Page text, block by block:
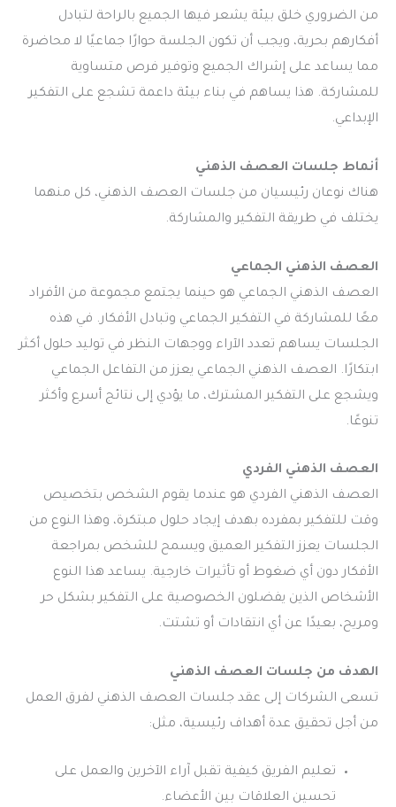
من الضروري خلق بيئة يشعر فيها الجميع بالراحة لتبادل
أفكارهم بحرية، ويجب أن تكون الجلسة حوارًا جماعيًا لا محاضرة
مما يساعد على إشراك الجميع وتوفير فرص متساوية
للمشاركة. هذا يساهم في بناء بيئة داعمة تشجع على التفكير
الإبداعي.
أنماط جلسات العصف الذهني
هناك نوعان رئيسيان من جلسات العصف الذهني، كل منهما
يختلف في طريقة التفكير والمشاركة.
العصف الذهني الجماعي
العصف الذهني الجماعي هو حينما يجتمع مجموعة من الأفراد
معًا للمشاركة في التفكير الجماعي وتبادل الأفكار. في هذه
الجلسات يساهم تعدد الآراء ووجهات النظر في توليد حلول أكثر
ابتكارًا. العصف الذهني الجماعي يعزز من التفاعل الجماعي
ويشجع على التفكير المشترك، ما يؤدي إلى نتائج أسرع وأكثر
تنوعًا.
العصف الذهني الفردي
العصف الذهني الفردي هو عندما يقوم الشخص بتخصيص
وقت للتفكير بمفرده بهدف إيجاد حلول مبتكرة، وهذا النوع من
الجلسات يعزز التفكير العميق ويسمح للشخص بمراجعة
الأفكار دون أي ضغوط أو تأثيرات خارجية. يساعد هذا النوع
الأشخاص الذين يفضلون الخصوصية على التفكير بشكل حر
ومريح، بعيدًا عن أي انتقادات أو تشتت.
الهدف من جلسات العصف الذهني
تسعى الشركات إلى عقد جلسات العصف الذهني لفرق العمل
من أجل تحقيق عدة أهداف رئيسية، مثل:
تعليم الفريق كيفية تقبل آراء الآخرين والعمل على
تحسين العلاقات بين الأعضاء.